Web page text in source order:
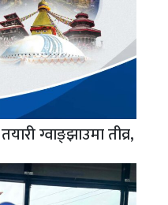
ग्वाङ्झाउमा तीव्र,